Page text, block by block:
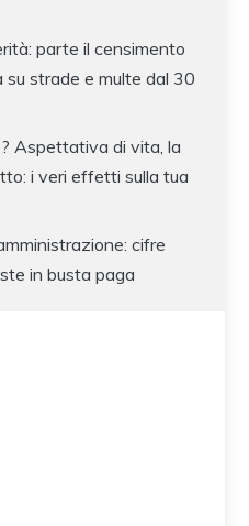
parte il censimento
su strade e multe dal 30
Aspettativa di vita, la
i veri effetti sulla tua
cifre
in busta paga